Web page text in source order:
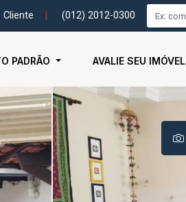
(012) 2012-0300
PADRÃO AVALIE SEU IMÓVEL